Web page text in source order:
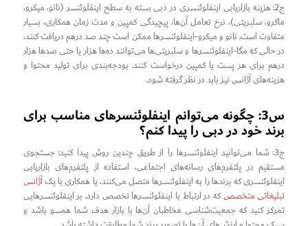
ج2: هزینه بازاریابی اینفلوئنسری در دبی بسته به سطح اینفلوئنسر (نانو، میکرو،
ماکرو، سلبریتی)، نرخ تعامل آن‌ها، پیچیدگی کمپین و مدت زمان همکاری، بسیار
متفاوت است. نانو و میکرو-اینفلوئنسرها ممکن است چند صد درهم دریافت کنند،
در حالی که مگا-اینفلوئنسرها و سلبریتی‌ها می‌توانند ده‌ها هزار یا حتی صدها هزار
درهم برای هر پست یا کمپین درخواست کنند. بودجه‌بندی برای تولید محتوا و
هزینه‌های آژانس نیز باید در نظر گرفته شود.
س3: چگونه می‌توانم اینفلوئنسرهای مناسب برای
برند خود در دبی را پیدا کنم؟
ج3: شما می‌توانید اینفلوئنسرها را از طریق چندین روش پیدا کنید: جستجوی
مستقیم در پلتفرم‌های رسانه‌های اجتماعی، استفاده از پلتفرم‌های بازاریابی
اینفلوئنسری که برندها را به اینفلوئنسرها متصل می‌کنند، یا همکاری با یکآژانس
تبلیغاتی متخصصکه در ارتباط با اینفلوئنسرها تخصص دارد. بر اینفلوئنسرهایی
تمرکز کنید که جمعیت‌شناسی مخاطبان آن‌ها با بازار هدف شما همسو باشد و